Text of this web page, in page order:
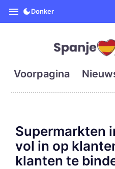
Donker
Voorpagina
Supermarkten
vol in op
klanten te